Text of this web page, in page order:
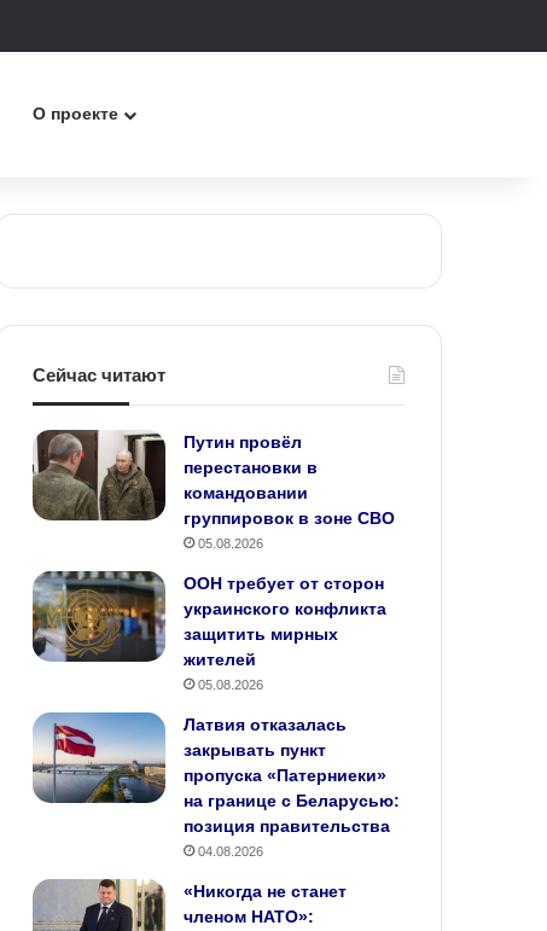
О проекте
Сейчас читают
Путин провёл
перестановки в
командовании
группировок в зоне СВО
05.08.2026
ООН требует от сторон
украинского конфликта
защитить мирных
жителей
05.08.2026
Латвия отказалась
закрывать пункт
пропуска «Патерниеки»
на границе с Беларусью:
позиция правительства
04.08.2026
«Никогда не станет
членом НАТО»: